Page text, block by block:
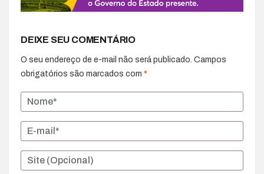
DEIXE SEU COMENTÁRIO
O seu endereço de e-mail não será publicado. Campos
obrigatórios são marcados com *